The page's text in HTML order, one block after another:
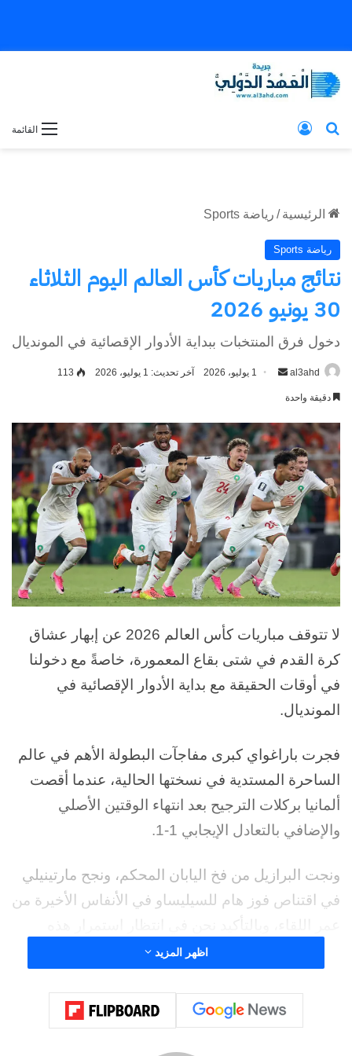
القائمة بحث عن
الرئيسية / رياضة Sports
رياضة Sports
نتائج مباريات كأس العالم اليوم الثلاثاء
30 يونيو 2026
دخول فرق المنتخبات ببداية الأدوار الإقصائية في المونديال
al3ahd
أرسل
1 يوليو، 2026 آخر تحديث: 1 يوليو، 2026 113
دقيقة واحدة
لا تتوقف مباريات كأس العالم 2026 عن إبهار عشاق
كرة القدم في شتى بقاع المعمورة، خاصةً مع دخولنا
في أوقات الحقيقة مع بداية الأدوار الإقصائية في
المونديال.
فجرت باراغواي كبرى مفاجآت البطولة الأهم في عالم
الساحرة المستدية في نسختها الحالية، عندما أقصت
ألمانيا بركلات الترجيح بعد انتهاء الوقتين الأصلي
والإضافي بالتعادل الإيجابي 1-1.
ونجت البرازيل من فخ اليابان المحكم، ونجح مارتينيلي
في اقتناص فوز هام للسيليساو في الأنفاس الأخيرة من
وفي الأسطر التالية، نتعرف على نتائج مباريات كأس
العالم اليوم الثلاثاء 30 يونيو 2026 وجدول مباريات دور
اظهر المزيد